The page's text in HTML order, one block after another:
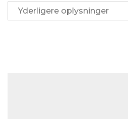
Yderligere oplysninger